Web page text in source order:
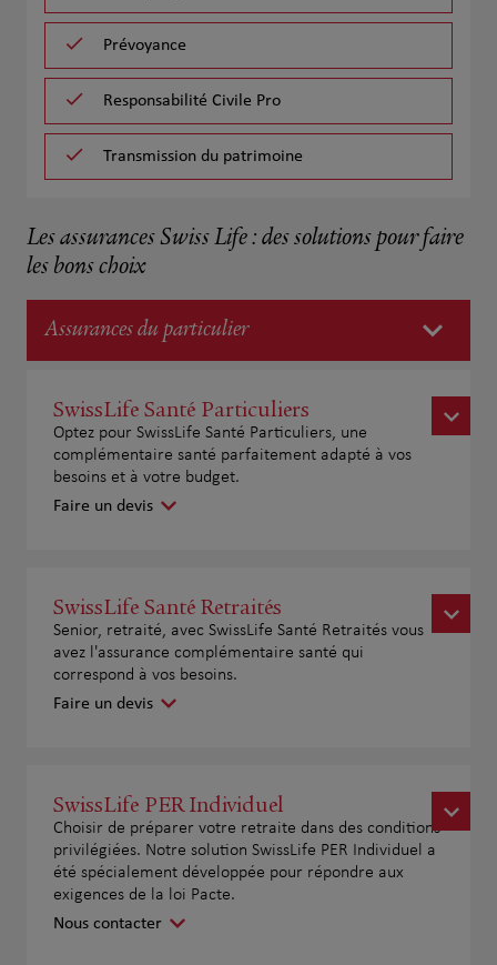
Prévoyance
Responsabilité Civile Pro
Transmission du patrimoine
Les assurances Swiss Life : des solutions pour faire
les bons choix
Assurances du particulier
SwissLife Santé Particuliers
Optez pour SwissLife Santé Particuliers, une
complémentaire santé parfaitement adapté à vos
besoins et à votre budget.
Faire un devis
SwissLife Santé Retraités
Senior, retraité, avec SwissLife Santé Retraités vous
avez l'assurance complémentaire santé qui
correspond à vos besoins.
Faire un devis
SwissLife PER Individuel
Choisir de préparer votre retraite dans des conditions
privilégiées. Notre solution SwissLife PER Individuel a
été spécialement développée pour répondre aux
exigences de la loi Pacte.
Nous contacter